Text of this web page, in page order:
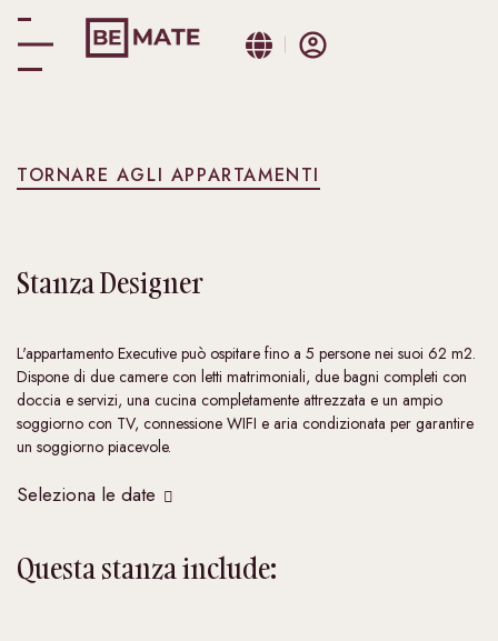
TORNARE AGLI APPARTAMENTI
StanzaDesigner
L'appartamento Executive può ospitare fino a 5 persone nei suoi 62 m2.
Dispone di due camere con letti matrimoniali, due bagni completi con
doccia e servizi, una cucina completamente attrezzata e un ampio
soggiorno con TV, connessione WIFI e aria condizionata per garantire
un soggiorno piacevole.
Seleziona le date
Questa stanza include: